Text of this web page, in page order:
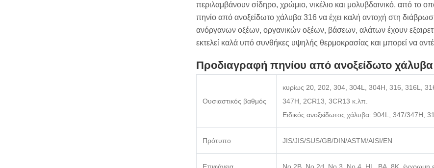
περιλαμβάνουν σίδηρο, χρώμιο, νικέλιο και μολυβδαινικό, από το
πηνίο από ανοξείδωτο χάλυβα 316 να έχει καλή αντοχή στη
ανόργανων οξέων, οργανικών οξέων, βάσεων, αλάτων έχουν
εκτελεί καλά υπό συνθήκες υψηλής θερμοκρασίας και μπορεί να
Προδιαγραφή πηνίου από ανοξείδωτο
Ουσιαστικός βαθμός
κυρίως 20, 202, 304, 304L, 304H, 316, 316L,
347H, 2CR13, 3CR13 κ.λπ.
Ειδικός ανοξείδωτος χάλυβα: 904L, 347/347H,
Πρότυπο JIS/JIS/SUS/GB/DIN/ASTM/AISI/EN